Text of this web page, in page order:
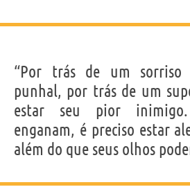
“Por trás de um sorriso
punhal, por trás de um
estar seu pior inimigo.
enganam, é preciso estar
além do que seus olhos